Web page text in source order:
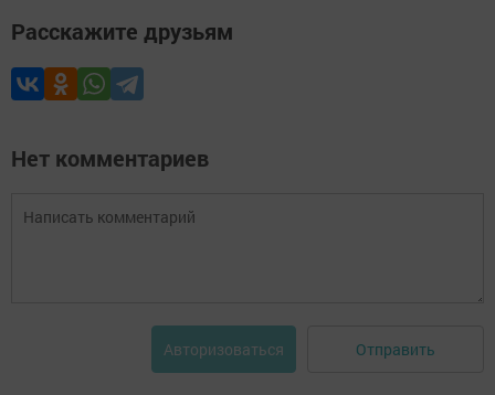
Расскажите друзьям
Нет комментариев
Авторизоваться Отправить